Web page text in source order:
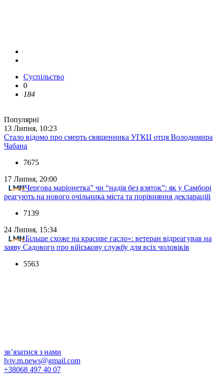
Суспільство
0
184
Популярні
13 Липня, 10:23
Стало відомо про смерть священника УГКЦ отця Володимира
Чабана
7675
17 Липня, 20:00
“Чергова маріонетка” чи “надія без взяток”: як у Самборі
реагують на нового очільника міста та порівняння декларацій
7139
24 Липня, 15:34
«Більше схоже на красиве гасло»: ветеран відреагував на
заяву Садового про військову службу для всіх чоловіків
5563
зв’язатися з нами
lviv.m.news@gmail.com
+38068 497 40 07